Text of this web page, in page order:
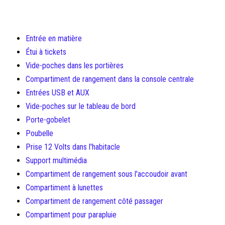
Entrée en matière
Étui à tickets
Vide-poches dans les portières
Compartiment de rangement dans la console centrale
Entrées USB et AUX
Vide-poches sur le tableau de bord
Porte-gobelet
Poubelle
Prise 12 Volts dans l'habitacle
Support multimédia
Compartiment de rangement sous l'accoudoir avant
Compartiment à lunettes
Compartiment de rangement côté passager
Compartiment pour parapluie